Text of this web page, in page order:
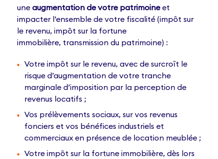
une augmentation de votre patrimoineet
impacter l’ensemble de votre fiscalité (impôt sur
le revenu, impôt sur la fortune
immobilière, transmission du patrimoine) :
Votre impôt sur le revenu, avec de surcroît le
risque d’augmentation de votre tranche
marginale d’imposition par la perception de
revenus locatifs ;
Vos prélèvements sociaux, sur vos revenus
fonciers et vos bénéfices industriels et
commerciaux en présence de location meublée ;
Votre impôt sur la fortune immobilière, dès lors